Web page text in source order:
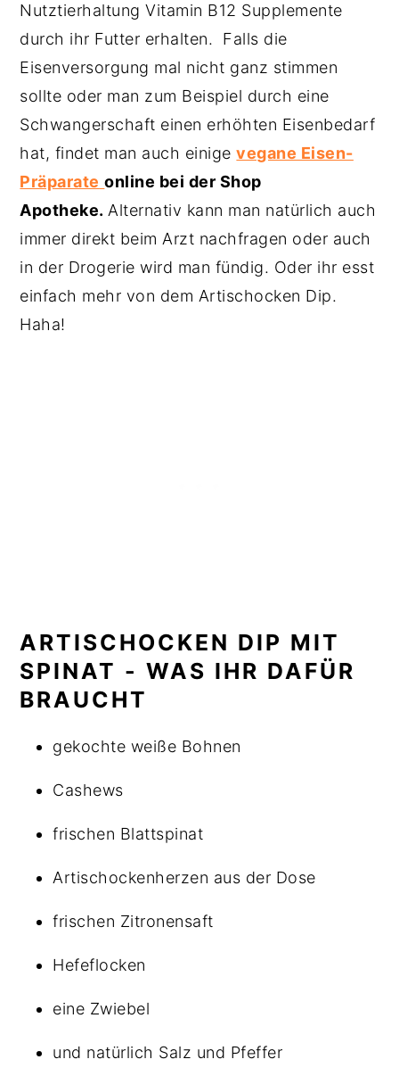
Nutztierhaltung Vitamin B12 Supplemente
durch ihr Futter erhalten. Falls die
Eisenversorgung mal nicht ganz stimmen
sollte oder man zum Beispiel durch eine
Schwangerschaft einen erhöhten Eisenbedarf
hat, findet man auch einigevegane Eisen-
Präparate online bei der Shop
Apotheke. Alternativ kann man natürlich auch
immer direkt beim Arzt nachfragen oder auch
in der Drogerie wird man fündig. Oder ihr esst
einfach mehr von dem Artischocken Dip.
Haha!
ARTISCHOCKEN DIP MIT
SPINAT - WAS IHR DAFÜR
BRAUCHT
gekochte weiße Bohnen
Cashews
frischen Blattspinat
Artischockenherzen aus der Dose
frischen Zitronensaft
Hefeflocken
eine Zwiebel
und natürlich Salz und Pfeffer